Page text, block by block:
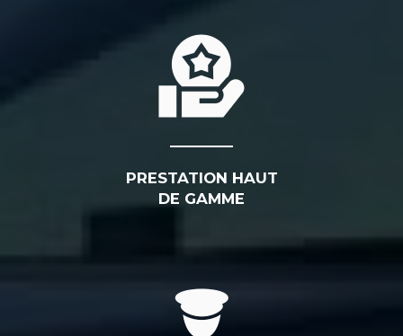
PRESTATION HAUT
DE GAMME